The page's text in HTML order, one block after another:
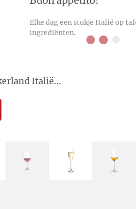
op tafel: eerlijke, pure
Italië...